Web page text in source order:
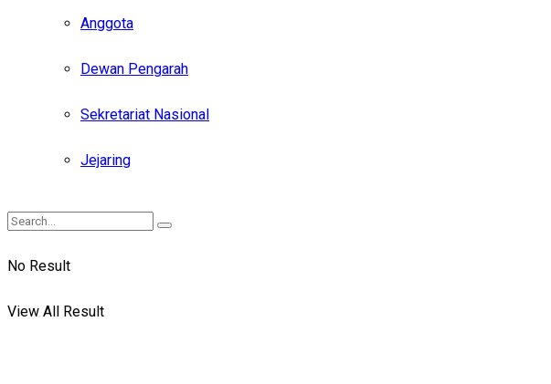
Anggota
Dewan Pengarah
Sekretariat Nasional
Jejaring
No Result
View All Result